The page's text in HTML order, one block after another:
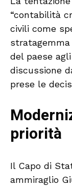
“contabilità
civili come
del paese
discussione
prese le
priorità
Il Capo di
ammiraglio